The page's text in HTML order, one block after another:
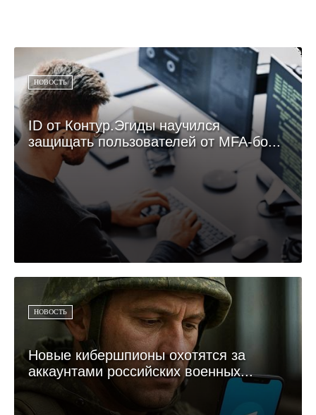
НОВОСТЬ
ID от Контур.Эгиды научился
защищать пользователей от MFA-бо...
НОВОСТЬ
Новые кибершпионы охотятся за
аккаунтами российских военных...